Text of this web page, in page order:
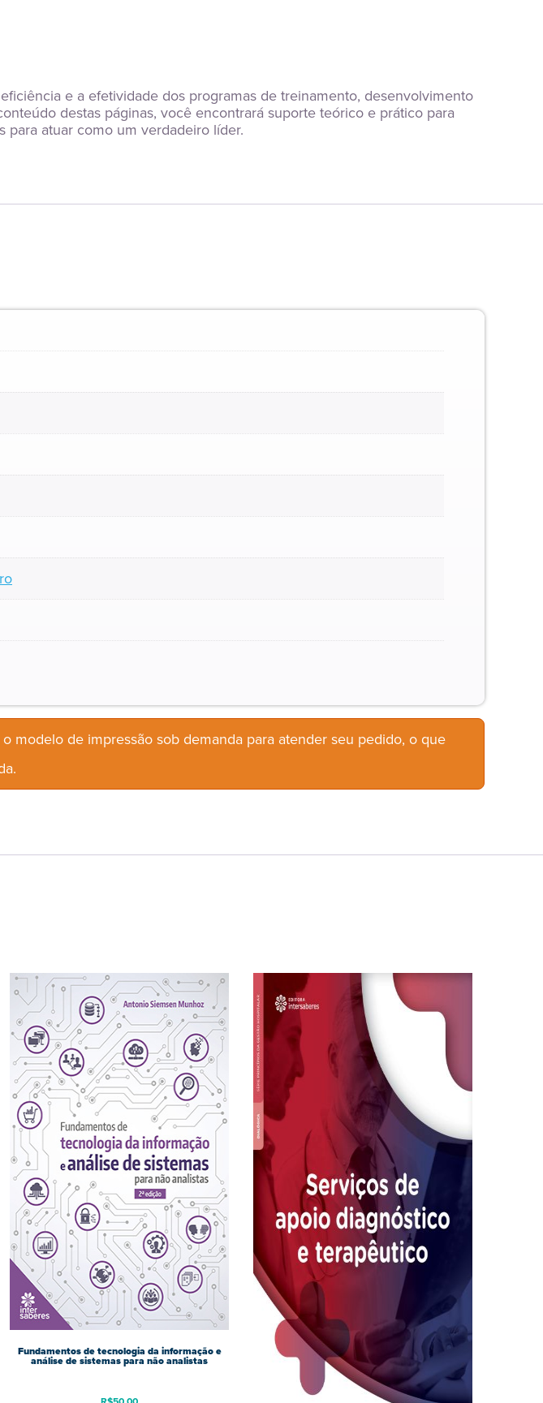
e a efetividade dos programas de treinamento, desenvolvimento
destas páginas, você encontrará suporte teórico e prático para
para atuar como um verdadeiro líder.
modelo de impressão sob demanda para atender seu pedido, o que
Fundamentos de tecnologia da informação e
análise de sistemas para não analistas